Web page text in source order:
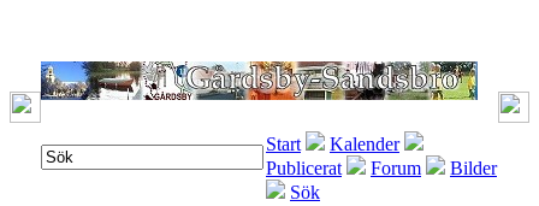
Start
Kalender
Publicerat
Forum
Bilder
Sök